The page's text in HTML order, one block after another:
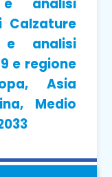
Calzature
analisi
e regione
Asia
Medio